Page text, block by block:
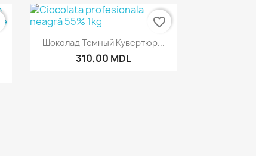
Быстрый просмотр
Шоколад Темный Кувертюр...
310,00 MDL
favorite_border